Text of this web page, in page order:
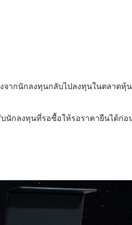
จากนักลงทุนกลับไปลงทุนในตลาดหุ้
นักลงทุนที่รอซื้อให้รอราคายืนได้ก่